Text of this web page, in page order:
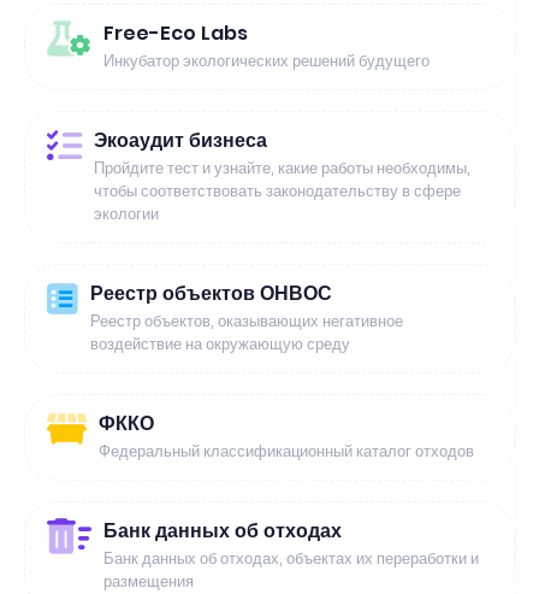
Free-Eco Labs
Инкубатор экологических решений будущего
Экоаудит бизнеса
Пройдите тест и узнайте, какие работы необходимы,
чтобы соответствовать законодательству в сфере
экологии
Реестр объектов ОНВОС
Реестр объектов, оказывающих негативное
воздействие на окружающую среду
ФККО
Федеральный классификационный каталог отходов
Банк данных об отходах
Банк данных об отходах, объектах их переработки и
размещения